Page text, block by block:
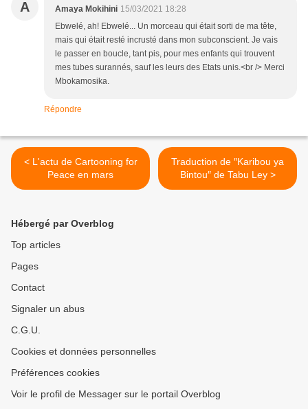
A Amaya Mokihini 15/03/2021 18:28
Ebwelé, ah! Ebwelé... Un morceau qui était sorti de ma tête,
mais qui était resté incrusté dans mon subconscient. Je vais
le passer en boucle, tant pis, pour mes enfants qui trouvent
mes tubes surannés, sauf les leurs des Etats unis.<br /> Merci
Mbokamosika.
Répondre
< L'actu de Cartooning for
Peace en mars
Traduction de ″Karibou ya
Bintou″ de Tabu Ley >
Hébergé par Overblog
Top articles
Pages
Contact
Signaler un abus
C.G.U.
Cookies et données personnelles
Préférences cookies
Voir le profil de Messager sur le portail Overblog